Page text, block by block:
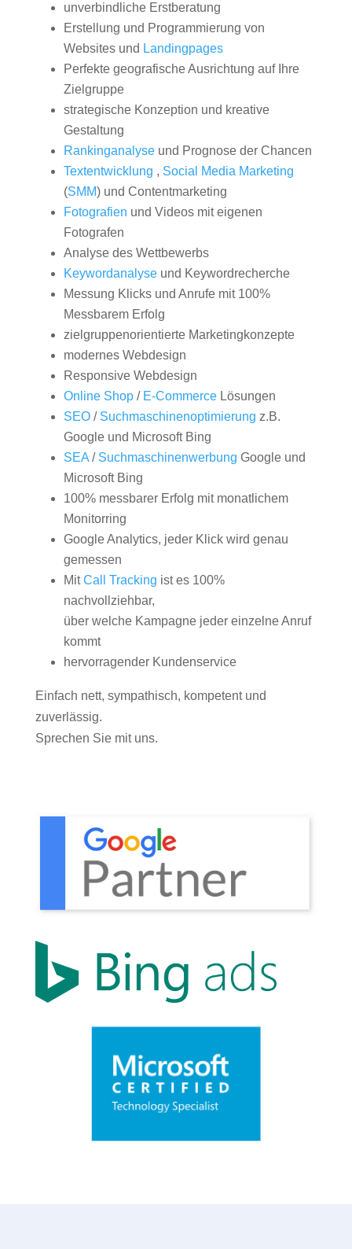
unverbindliche Erstberatung
Erstellung und Programmierung von
Websites und Landingpages
Perfekte geografische Ausrichtung auf Ihre
Zielgruppe
strategische Konzeption und kreative
Gestaltung
Rankinganalyseund Prognose der Chancen
Textentwicklung , Social Media Marketing
(SMM) und Contentmarketing
Fotografien und Videos mit eigenen
Fotografen
Analyse des Wettbewerbs
Keywordanalyseund Keywordrecherche
Messung Klicks und Anrufe mit 100%
Messbarem Erfolg
zielgruppenorientierte Marketingkonzepte
modernes Webdesign
Responsive Webdesign
Online Shop/ E-CommerceLösungen
SEO/ Suchmaschinenoptimierung z.B.
Google und Microsoft Bing
SEA/ Suchmaschinenwerbung Google und
Microsoft Bing
100% messbarer Erfolg mit monatlichem
Monitorring
Google Analytics, jeder Klick wird genau
gemessen
MitCall Tracking ist es 100%
nachvollziehbar,
über welche Kampagne jeder einzelne Anruf
kommt
hervorragender Kundenservice
Einfach nett, sympathisch, kompetent und
zuverlässig.
Sprechen Sie mit uns.